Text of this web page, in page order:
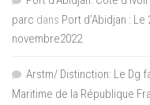
parc dans Port d’Abidjan :
novembre2022
Arstm/ Distinction: Le Dg
Maritime de la République